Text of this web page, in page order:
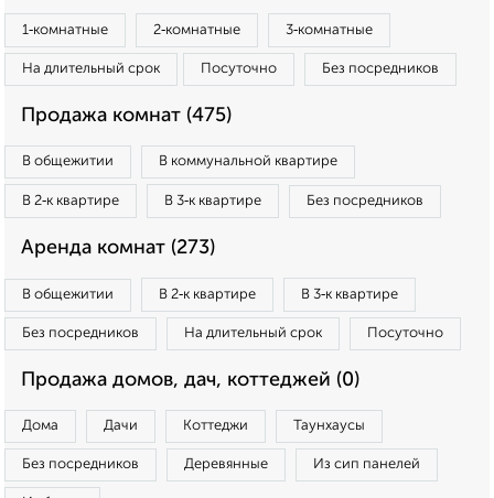
1‑комнатные 2‑комнатные 3‑комнатные
На длительный срок Посуточно Без посредников
Продажа комнат (475)
В общежитии В коммунальной квартире
В 2‑к квартире В 3‑к квартире Без посредников
Аренда комнат (273)
В общежитии В 2‑к квартире В 3‑к квартире
Без посредников На длительный срок Посуточно
Продажа домов, дач, коттеджей (0)
Дома Дачи Коттеджи Таунхаусы
Без посредников Деревянные Из сип панелей